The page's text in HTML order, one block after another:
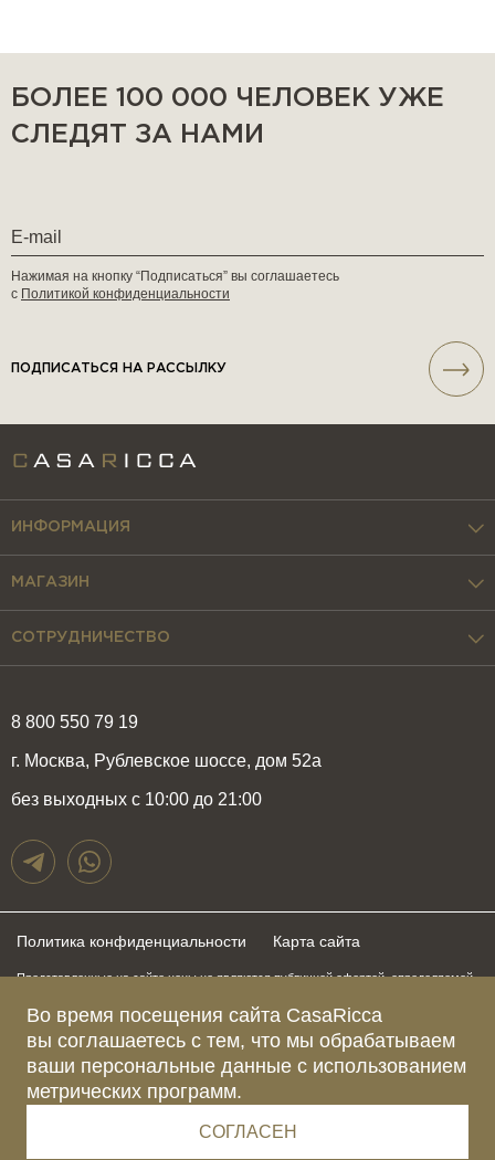
Во время посещения сайта CasaRicca
вы соглашаетесь с тем, что мы обрабатываем
ваши персональные данные с использованием
метрических программ.
СОГЛАСЕН
БОЛЕЕ 100 000 ЧЕЛОВЕК УЖЕ
СЛЕДЯТ ЗА НАМИ
Нажимая на кнопку “Подписаться” вы соглашаетесь
с Политикой конфиденциальности
ПОДПИСАТЬСЯ НА РАССЫЛКУ
8 800 550 79 19
г. Москва, Рублевское шоссе, дом 52а
без выходных с 10:00 до 21:00
ИНФОРМАЦИЯ
МАГАЗИН
СОТРУДНИЧЕСТВО
Политика конфиденциальности Карта сайта
Представленные на сайте цены не являются публичной офертой, определяемой
быть изменены в любое время без предупреждения. Для получения актуальной и
подробной информации о стоимости, сроках и условиях поставки просьба
обращаться к менеджерам по указанным выше телефонам
Зарегистрированное название компании
Адрес Ш. РУБЛЁВСКОЕ, Д. 52А, ПОМЕЩ. I ЭТАЖ 2, КОМ. 81 Г.МОСКВА, ВН.ТЕР.